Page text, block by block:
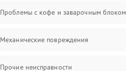
Проблемы с кофе и заварочным блоком
Механические повреждения
Прочие неисправности